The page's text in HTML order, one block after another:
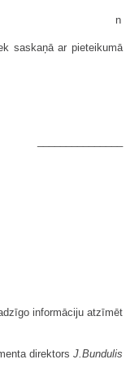
n
saskaņā ar pieteikumā
informāciju atzīmēt
direktors J.Bundulis